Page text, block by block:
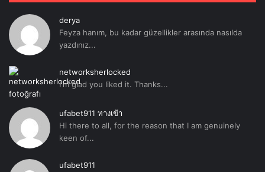
derya
Feyza hanım, bu kadar güzellikler arasında nasılda
yazdınız...
networksherlocked
I'm glad you liked it. Thanks...
ufabet911 ทางเข้า
Hi there to all, for the reason that I am genuinely
keen of...
ufabet911